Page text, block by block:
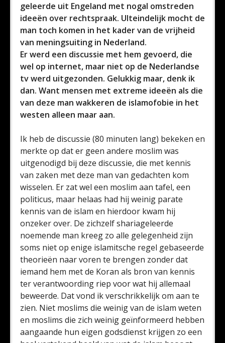
geleerde uit Engeland met nogal omstreden
ideeën over rechtspraak. UIteindelijk mocht de
man toch komen in het kader van de vrijheid
van meningsuiting in Nederland.
Er werd een discussie met hem gevoerd, die
wel op internet, maar niet op de Nederlandse
tv werd uitgezonden. Gelukkig maar, denk ik
dan. Want mensen met extreme ideeën als die
van deze man wakkeren de islamofobie in het
westen alleen maar aan.
Ik heb de discussie (80 minuten lang) bekeken en
merkte op dat er geen andere moslim was
uitgenodigd bij deze discussie, die met kennis
van zaken met deze man van gedachten kom
wisselen. Er zat wel een moslim aan tafel, een
politicus, maar helaas had hij weinig parate
kennis van de islam en hierdoor kwam hij
onzeker over. De zichzelf shariageleerde
noemende man kreeg zo alle gelegenheid zijn
soms niet op enige islamitsche regel gebaseerde
theorieën naar voren te brengen zonder dat
iemand hem met de Koran als bron van kennis
ter verantwoording riep voor wat hij allemaal
beweerde. Dat vond ik verschrikkelijk om aan te
zien. Niet moslims die weinig van de islam weten
en moslims die zich weinig geïnformeerd hebben
aangaande hun eigen godsdienst krijgen zo een